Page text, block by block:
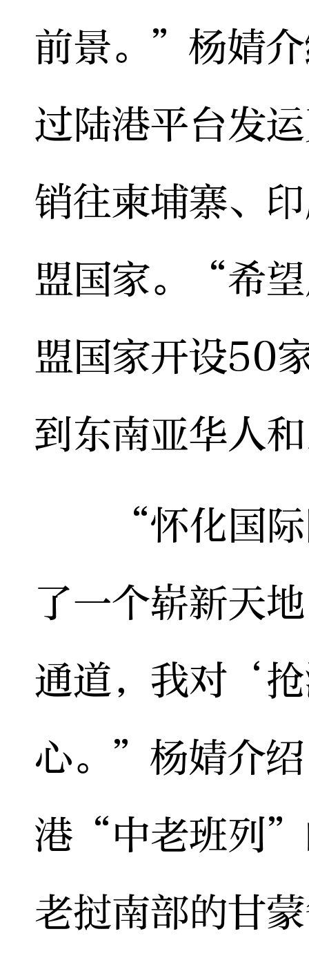
前景。”杨婧
过陆港平台发
销往柬埔寨、
盟国家。“希
盟国家开设50
到东南亚华人
“怀化国际
了一个崭新天
通道，我对‘
心。”杨婧介
港“中老班列”
老挝南部的甘